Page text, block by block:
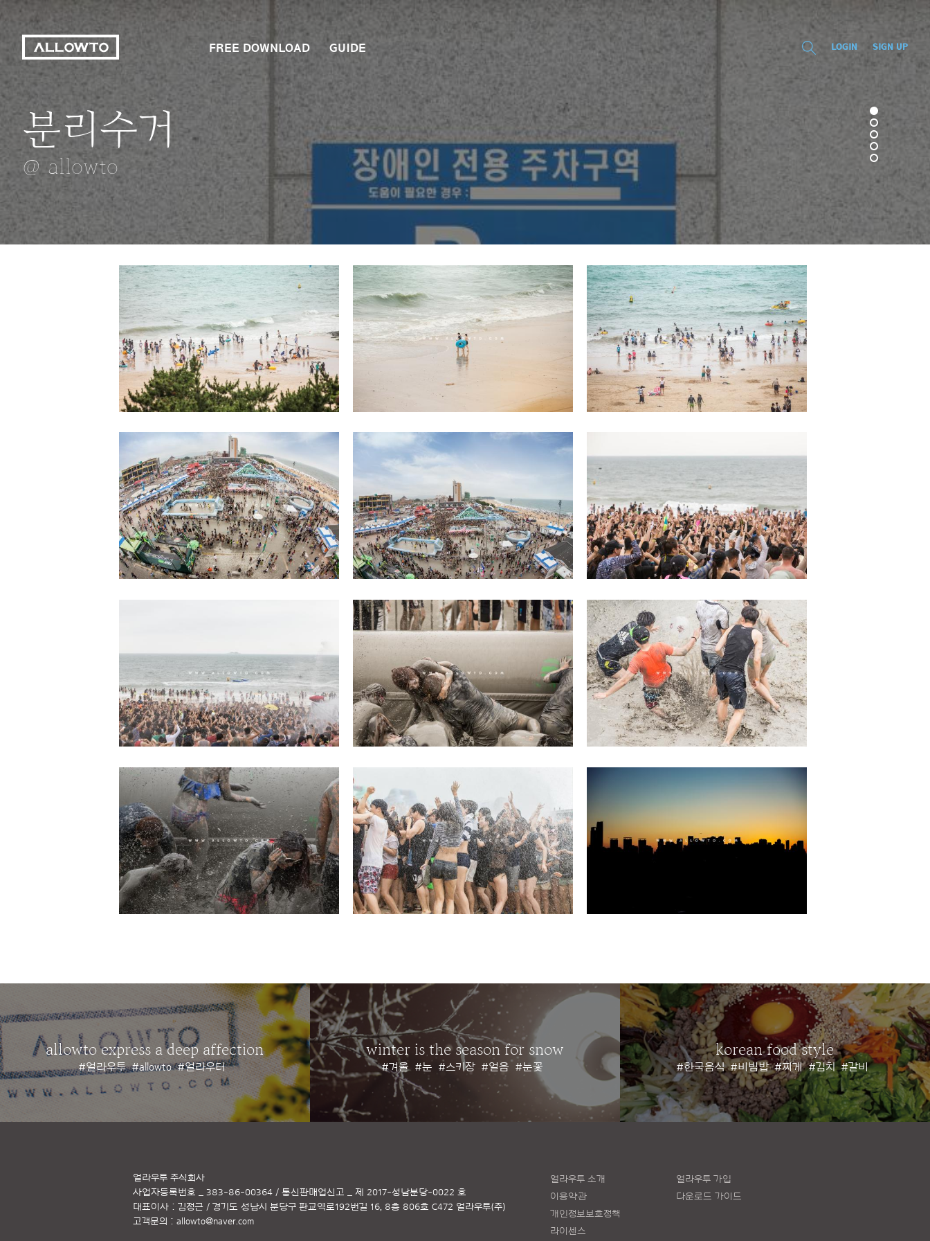
FREE DOWNLOAD GUIDE LOGIN SIGN UP
분리수거
@ allowto
SWEET MELINA
@ allowto
토라짐
@ allowto
롯데타워불꽃축제
@ allowto
하늘
@ allowto
allowto express a deep affection
#얼라우투 #allowto #얼라우터
winter is the season for snow
#겨울 #눈 #스키장 #얼음 #눈꽃
korean food style
#한국음식 #비빔밥 #찌게 #김치 #갈비
얼라우투 소개
이용약관
개인정보보호정책
라이센스
얼라우투 가입
다운로드 가이드
얼라우투 주식회사
사업자등록번호 _ 383-86-00364 / 통신판매업신고 _ 제 2017-성남분당-0022 호
대표이사 : 김정근 / 경기도 성남시 분당구 판교역로192번길 16, 8층 806호 C472 얼라우투(주)
고객문의 : allowto@naver.com